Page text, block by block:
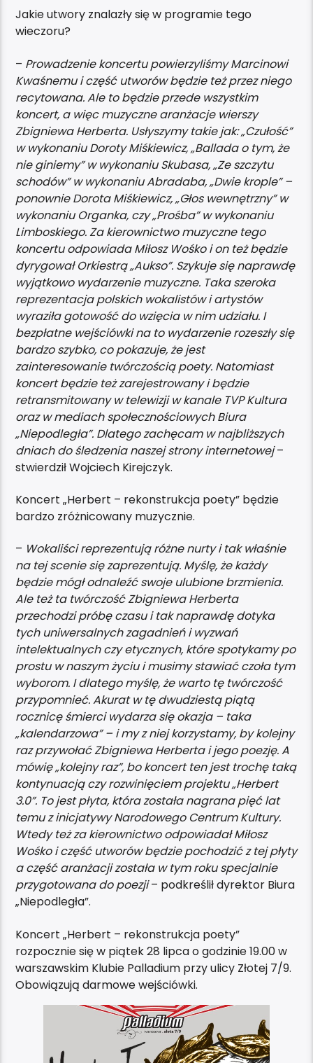
Jakie utwory znalazły się w programie tego
wieczoru?
– Prowadzenie koncertu powierzyliśmy Marcinowi
Kwaśnemu i część utworów będzie też przez niego
recytowana. Ale to będzie przede wszystkim
koncert, a więc muzyczne aranżacje wierszy
Zbigniewa Herberta. Usłyszymy takie jak: „Czułość”
w wykonaniu Doroty Miśkiewicz, „Ballada o tym, że
nie giniemy” w wykonaniu Skubasa, „Ze szczytu
schodów” w wykonaniu Abradaba, „Dwie krople” –
ponownie Dorota Miśkiewicz, „Głos wewnętrzny” w
wykonaniu Organka, czy „Prośba” w wykonaniu
Limboskiego. Za kierownictwo muzyczne tego
koncertu odpowiada Miłosz Wośko i on też będzie
dyrygował Orkiestrą „Aukso”. Szykuje się naprawdę
wyjątkowo wydarzenie muzyczne. Taka szeroka
reprezentacja polskich wokalistów i artystów
wyraziła gotowość do wzięcia w nim udziału. I
bezpłatne wejściówki na to wydarzenie rozeszły się
bardzo szybko, co pokazuje, że jest
zainteresowanie twórczością poety. Natomiast
koncert będzie też zarejestrowany i będzie
retransmitowany w telewizji w kanale TVP Kultura
oraz w mediach społecznościowych Biura
„Niepodległa”. Dlatego zachęcam w najbliższych
dniach do śledzenia naszej strony internetowej–
stwierdził Wojciech Kirejczyk.
Koncert „Herbert – rekonstrukcja poety” będzie
bardzo zróżnicowany muzycznie.
– Wokaliści reprezentują różne nurty i tak właśnie
na tej scenie się zaprezentują. Myślę, że każdy
będzie mógł odnaleźć swoje ulubione brzmienia.
Ale też ta twórczość Zbigniewa Herberta
przechodzi próbę czasu i tak naprawdę dotyka
tych uniwersalnych zagadnień i wyzwań
intelektualnych czy etycznych, które spotykamy po
prostu w naszym życiu i musimy stawiać czoła tym
wyborom. I dlatego myślę, że warto tę twórczość
przypomnieć. Akurat w tę dwudziestą piątą
rocznicę śmierci wydarza się okazja – taka
„kalendarzowa” – i my z niej korzystamy, by kolejny
raz przywołać Zbigniewa Herberta i jego poezję. A
mówię „kolejny raz”, bo koncert ten jest trochę taką
kontynuacją czy rozwinięciem projektu „Herbert
3.0”. To jest płyta, która została nagrana pięć lat
temu z inicjatywy Narodowego Centrum Kultury.
Wtedy też za kierownictwo odpowiadał Miłosz
Wośko i część utworów będzie pochodzić z tej płyty
a część aranżacji została w tym roku specjalnie
przygotowana do poezji– podkreślił dyrektor Biura
„Niepodległa”.
Koncert „Herbert – rekonstrukcja poety”
rozpocznie się w piątek 28 lipca o godzinie 19.00 w
warszawskim Klubie Palladium przy ulicy Złotej 7/9.
Obowiązują darmowe wejściówki.